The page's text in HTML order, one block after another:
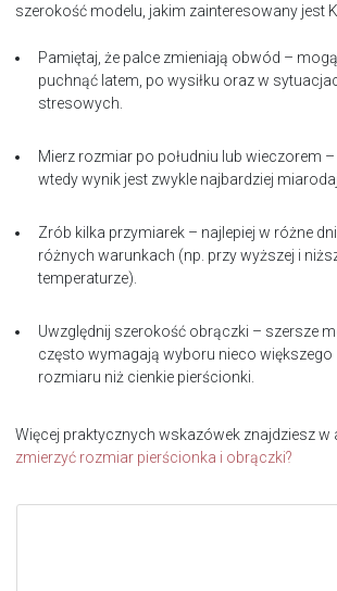
szerokość modelu, jakim zainteresowany jest
Pamiętaj, że palce zmieniają obwód – mogą
puchnąć latem, po wysiłku oraz w
stresowych.
Mierz rozmiar po południu lub wieczorem –
wtedy wynik jest zwykle najbardziej
Zrób kilka przymiarek – najlepiej w różne
różnych warunkach (np. przy wyższej i
temperaturze).
Uwzględnij szerokość obrączki – szersze
często wymagają wyboru nieco większego
rozmiaru niż cienkie pierścionki.
Więcej praktycznych wskazówek znajdziesz w
zmierzyć rozmiar pierścionka i obrączki?